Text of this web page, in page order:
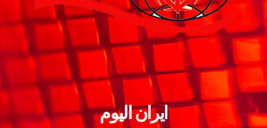
ايران اليوم